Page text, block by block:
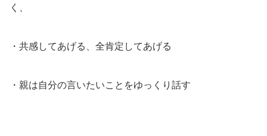
く、
・共感してあげる、全肯定してあげる
・親は自分の言いたいことをゆっくり話す